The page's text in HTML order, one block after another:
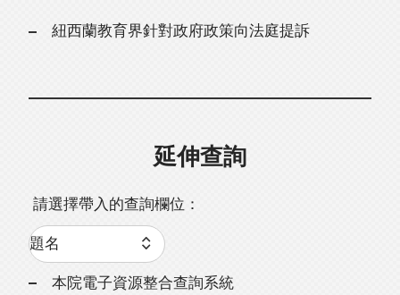
紐西蘭教育界針對政府政策向法庭提訴
延伸查詢
請選擇帶入的查詢欄位：
本院電子資源整合查詢系統